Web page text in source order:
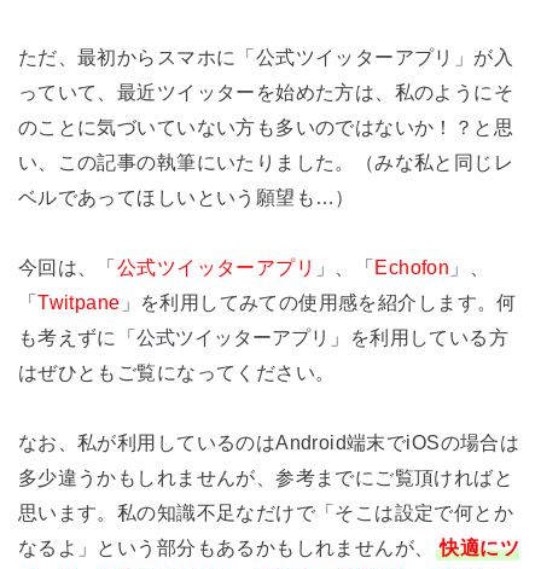
ただ、最初からスマホに「公式ツイッターアプリ」が入
っていて、最近ツイッターを始めた方は、私のようにそ
のことに気づいていない方も多いのではないか！？と思
い、この記事の執筆にいたりました。（みな私と同じレ
ベルであってほしいという願望も…）
今回は、「公式ツイッターアプリ 」、「Echofon 」、
「Twitpane 」を利用してみての使用感を紹介します。何
も考えずに「公式ツイッターアプリ 」を利用している方
はぜひともご覧になってください。
なお、私が利用しているのはAndroid端末でiOSの場合は
多少違うかもしれませんが、参考までにご覧頂ければと
思います。私の知識不足なだけで「そこは設定で何とか
なるよ」という部分もあるかもしれませんが、
快適にツ